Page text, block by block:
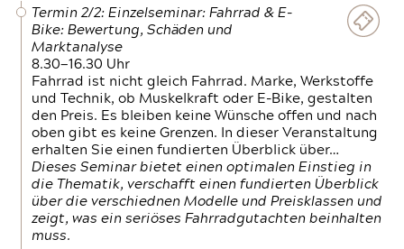
Termin 2/2: Einzelseminar: Fahrrad & E-
Bike: Bewertung, Schäden und
Marktanalyse
8.30—16.30 Uhr
Fahrrad ist nicht gleich Fahrrad. Marke, Werkstoffe
und Technik, ob Muskelkraft oder E-Bike, gestalten
den Preis. Es bleiben keine Wünsche offen und nach
oben gibt es keine Grenzen. In dieser Veranstaltung
erhalten Sie einen fundierten Überblick über…
Dieses Seminar bietet einen optimalen Einstieg in
die Thematik, verschafft einen fundierten Überblick
über die verschiednen Modelle und Preisklassen und
zeigt, was ein seriöses Fahrradgutachten beinhalten
muss.